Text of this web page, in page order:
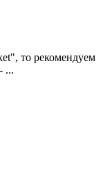
то рекомендуем
...